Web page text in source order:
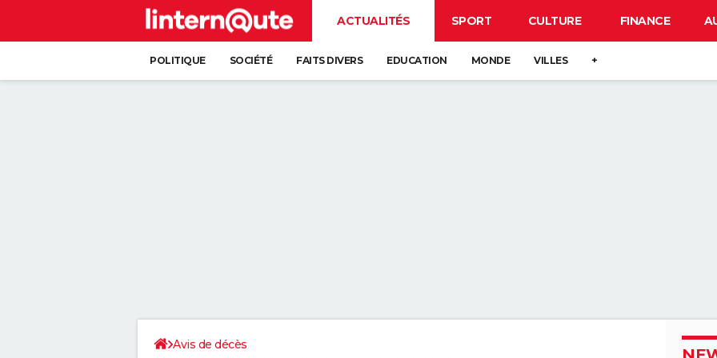
ACTUALITÉS SPORT CULTURE FINANCE
POLITIQUE SOCIÉTÉ FAITS DIVERS EDUCATION MONDE VILLES +
Avis de décès